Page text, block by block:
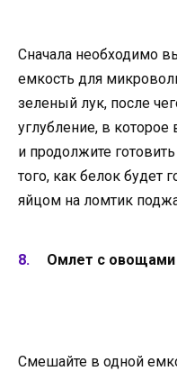
Сначала необходимо
емкость для
зеленый лук, после
углубление, в которое
и продолжите
того, как белок будет
яйцом на ломтик
Омлет с овощами
Смешайте в одной